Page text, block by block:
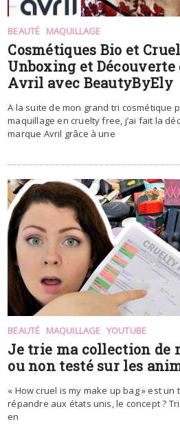
BEAUTÉ MAQUILLAGE
Cosmétiques Bio et
Unboxing et
Avril avec BeautyByEly
A la suite de mon grand tri cosmétique
maquillage en cruelty free, j’ai fait la
marque Avril grâce à une
BEAUTÉ MAQUILLAGE YOUTUBE
Je trie ma collection de
ou non testé sur les
« How cruel is my make up bag » est un
répandre aux états unis, le concept ?
en